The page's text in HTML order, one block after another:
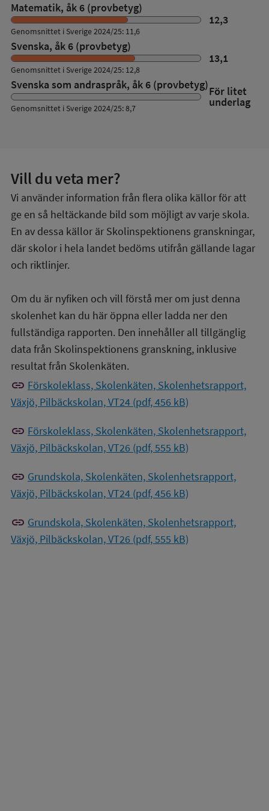
Matematik, åk 6 (provbetyg)
12,3
Genomsnittet i Sverige 2024/25: 11,6
Svenska, åk 6 (provbetyg)
13,1
Genomsnittet i Sverige 2024/25: 12,8
Svenska som andraspråk, åk 6 (provbetyg)För litet
underlag
Genomsnittet i Sverige 2024/25: 8,7
Vill du veta mer?
Vi använder information från flera olika källor för att
ge en så heltäckande bild som möjligt av varje skola.
En av dessa källor är Skolinspektionens granskningar,
där skolor i hela landet bedöms utifrån gällande lagar
och riktlinjer.
Om du är nyfiken och vill förstå mer om just denna
skolenhet kan du här öppna eller ladda ner den
fullständiga rapporten. Den innehåller all tillgänglig
data från Skolinspektionens granskning, inklusive
resultat från Skolenkäten.
link Förskoleklass, Skolenkäten, Skolenhetsrapport,
Växjö, Pilbäckskolan, VT24 (pdf, 456 kB)
link Förskoleklass, Skolenkäten, Skolenhetsrapport,
Växjö, Pilbäckskolan, VT26 (pdf, 555 kB)
link Grundskola, Skolenkäten, Skolenhetsrapport,
Växjö, Pilbäckskolan, VT24 (pdf, 456 kB)
link Grundskola, Skolenkäten, Skolenhetsrapport,
Växjö, Pilbäckskolan, VT26 (pdf, 555 kB)